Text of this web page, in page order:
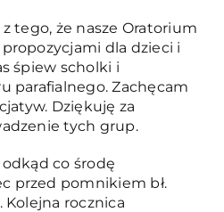
tego, że nasze Oratorium
dla dzieci i
śpiew scholki i
parafialnego. Zachęcam
Dziękuję za
tych grup.
co środę
przed pomnikiem bł.
Kolejna rocznica